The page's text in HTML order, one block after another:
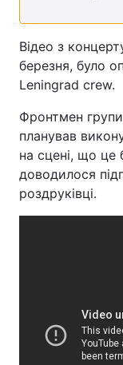
Відео з
березня, було
Leningrad crew.
Фронтмен
планував
на сцені, що це
доводилося
роздруківці.